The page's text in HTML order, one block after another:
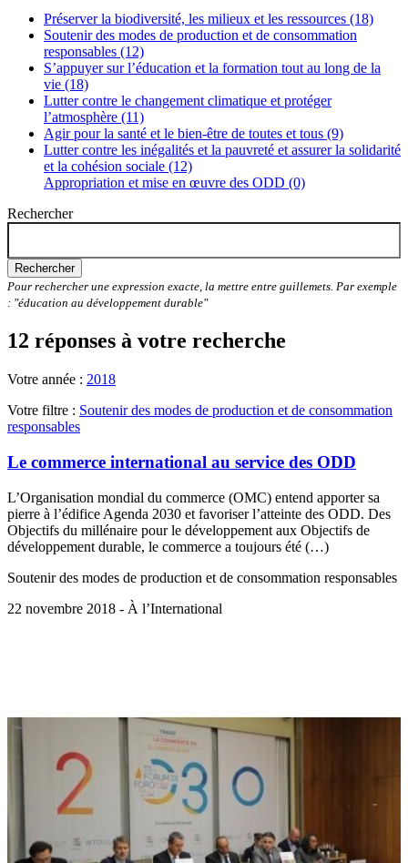
Préserver la biodiversité, les milieux et les ressources (18)
Soutenir des modes de production et de consommation
responsables (12)
S’appuyer sur l’éducation et la formation tout au long de la
vie (18)
Lutter contre le changement climatique et protéger
l’atmosphère (11)
Agir pour la santé et le bien-être de toutes et tous (9)
Lutter contre les inégalités et la pauvreté et assurer la solidarité
et la cohésion sociale (12)
Appropriation et mise en œuvre des ODD (0)
Rechercher
Rechercher
Pour rechercher une expression exacte, la mettre entre guillemets. Par exemple
: "éducation au développement durable"
12 réponses à votre recherche
Votre année : 2018
Votre filtre : Soutenir des modes de production et de consommation
responsables
Le commerce international au service des ODD
L’Organisation mondial du commerce (OMC) entend apporter sa
pierre à l’édifice Agenda 2030 et favoriser l’atteinte des ODD. Des
Objectifs du millénaire pour le développement aux Objectifs de
développement durable, le commerce a toujours été (…)
Soutenir des modes de production et de consommation responsables
22 novembre 2018 - À l’International